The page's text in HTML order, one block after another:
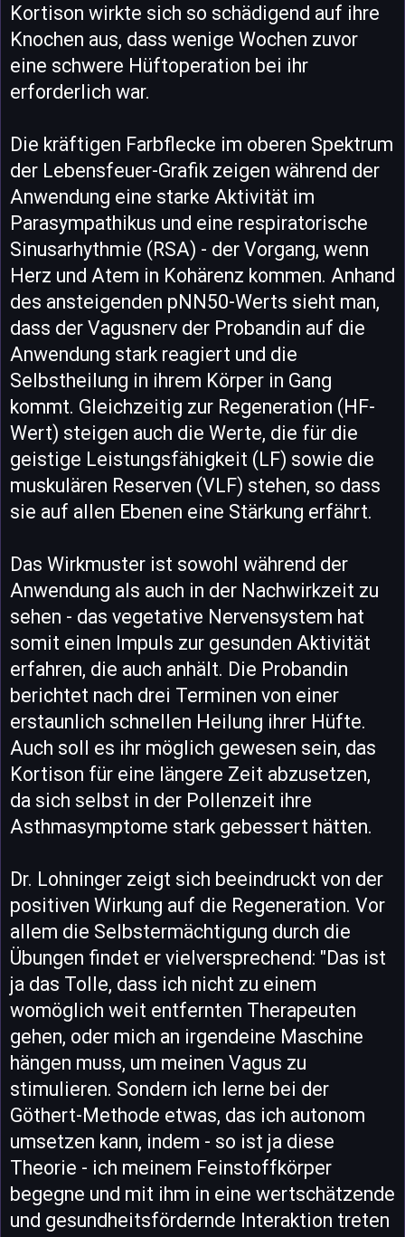
Kortison wirkte sich so schädigend auf ihre
Knochen aus, dass wenige Wochen zuvor
eine schwere Hüftoperation bei ihr
erforderlich war.
Die kräftigen Farbflecke im oberen Spektrum
der Lebensfeuer-Grafik zeigen während der
Anwendung eine starke Aktivität im
Parasympathikus und eine respiratorische
Sinusarhythmie (RSA) - der Vorgang, wenn
Herz und Atem in Kohärenz kommen. Anhand
des ansteigenden pNN50-Werts sieht man,
dass der Vagusnerv der Probandin auf die
Anwendung stark reagiert und die
Selbstheilung in ihrem Körper in Gang
kommt. Gleichzeitig zur Regeneration (HF-
Wert) steigen auch die Werte, die für die
geistige Leistungsfähigkeit (LF) sowie die
muskulären Reserven (VLF) stehen, so dass
sie auf allen Ebenen eine Stärkung erfährt.
Das Wirkmuster ist sowohl während der
Anwendung als auch in der Nachwirkzeit zu
sehen - das vegetative Nervensystem hat
somit einen Impuls zur gesunden Aktivität
erfahren, die auch anhält. Die Probandin
berichtet nach drei Terminen von einer
erstaunlich schnellen Heilung ihrer Hüfte.
Auch soll es ihr möglich gewesen sein, das
Kortison für eine längere Zeit abzusetzen,
da sich selbst in der Pollenzeit ihre
Asthmasymptome stark gebessert hätten.
Dr. Lohninger zeigt sich beeindruckt von der
positiven Wirkung auf die Regeneration. Vor
allem die Selbstermächtigung durch die
Übungen findet er vielversprechend: "Das ist
ja das Tolle, dass ich nicht zu einem
womöglich weit entfernten Therapeuten
gehen, oder mich an irgendeine Maschine
hängen muss, um meinen Vagus zu
stimulieren. Sondern ich lerne bei der
Göthert-Methode etwas, das ich autonom
umsetzen kann, indem - so ist ja diese
Theorie - ich meinem Feinstoffkörper
begegne und mit ihm in eine wertschätzende
und gesundheitsfördernde Interaktion treten